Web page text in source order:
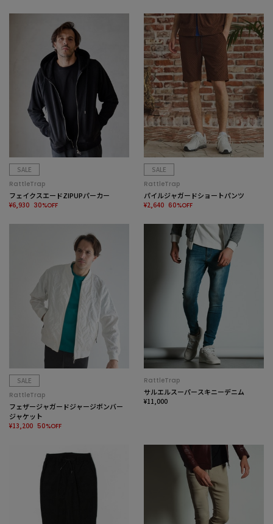
SALE
RattleTrap
フェイクスエードZIPUPパーカー
¥6,930 30%OFF
SALE
RattleTrap
パイルジャガードショートパンツ
¥2,640 60%OFF
SALE
RattleTrap
フェザージャガードジャージボンバー
ジャケット
¥13,200 50%OFF
RattleTrap
サルエルスーパースキニーデニム
¥11,000